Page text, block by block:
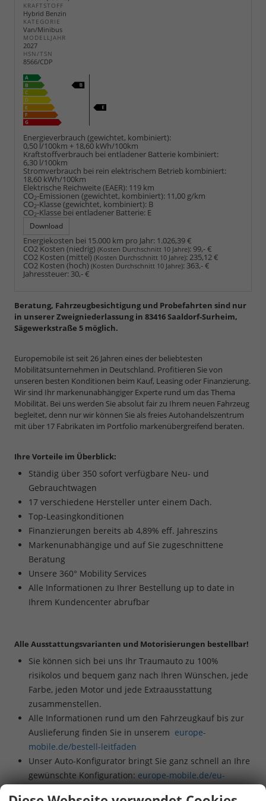
KRAFTSTOFF
Hybrid Benzin
KATEGORIE
Van/Minibus
MODELLJAHR
2027
HSN/TSN
8566/CDP
Energieverbrauch (gewichtet, kombiniert):
0,50 l/100km + 18,60 kWh/100km
Kraftstoffverbrauch bei entladener Batterie kombiniert:
6,30 l/100km
Stromverbrauch bei rein elektrischem Betrieb kombiniert:
18,60 kWh/100km
Elektrische Reichweite (EAER): 119 km
CO2-Emissionen (gewichtet, kombiniert): 11,00 g/km
CO2-Klasse (gewichtet, kombiniert): B
CO2-Klasse bei entladener Batterie: E
Download
Energiekosten bei 15.000 km pro Jahr: 1.026,39 €
CO2 Kosten (niedrig) (Kosten Durchschnitt 10 Jahre): 99,- €
CO2 Kosten (mittel) (Kosten Durchschnitt 10 Jahre):235,12 €
CO2 Kosten (hoch) (Kosten Durchschnitt 10 Jahre): 363,- €
Jahressteuer: 30,- €
Beratung, Fahrzeugbesichtigung und Probefahrten sind nur
in unserer Zweigniederlassung in 83416 Saaldorf-Surheim,
Sägewerkstraße 5 möglich.
Europemobile ist seit 26 Jahren eines der beliebtesten
Mobilitätsunternehmen in Deutschland. Profitieren Sie von
unseren besten Konditionen beim Kauf, Leasing oder Finanzierung.
Wir sind Ihr markenunabhängiger Experte rund um das Thema
Mobilität. Bei uns werden Sie absolut fair zu Ihrem neuen Fahrzeug
begleitet, denn nur wir können Sie als freies Autohandelszentrum
mit über 17 Fabrikaten im Portfolio markenübergreifend beraten.
Ihre Vorteile im Überblick:
Ständig über 350 sofort verfügbare Neu- und
Gebrauchtwagen
17 verschiedene Hersteller unter einem Dach.
Top-Leasingkonditionen
Finanzierungen bereits ab 4,89% eff. Jahreszins
Markenunabhängige und auf Sie zugeschnittene
Beratung
Unsere 360° Mobility Services
Alle Informationen zu Ihrer Bestellung up to date in
Ihrem Kundencenter abrufbar
Alle Ausstattungsvarianten und Motorisierungen bestellbar!
Sie können sich bei uns Ihr Traumauto zu 100%
risikolos und bequem ganz nach Ihren Wünschen, jede
Farbe, jeden Motor und jede Extraausstattung
zusammenstellen.
Alle Informationen rund um den Fahrzeugkauf bis zur
Auslieferung finden Sie in unserem europe-
mobile.de/bestell-leitfaden
Unser Auto-Konfigurator bringt Sie ganz schnell an Ihre
gewünschte Konfiguration: europe-mobile.de/eu-